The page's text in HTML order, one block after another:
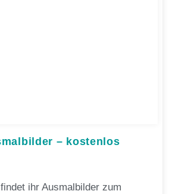
– kostenlos
ihr Ausmalbilder zum